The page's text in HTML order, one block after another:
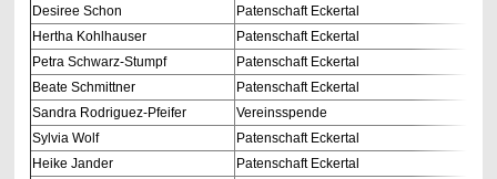
Desiree Schon
Patenschaft Eckertal
Hertha Kohlhauser
Patenschaft Eckertal
Petra Schwarz-Stumpf
Patenschaft Eckertal
Beate Schmittner
Patenschaft Eckertal
Sandra Rodriguez-Pfeifer
Vereinsspende
Sylvia Wolf
Patenschaft Eckertal
Heike Jander
Patenschaft Eckertal